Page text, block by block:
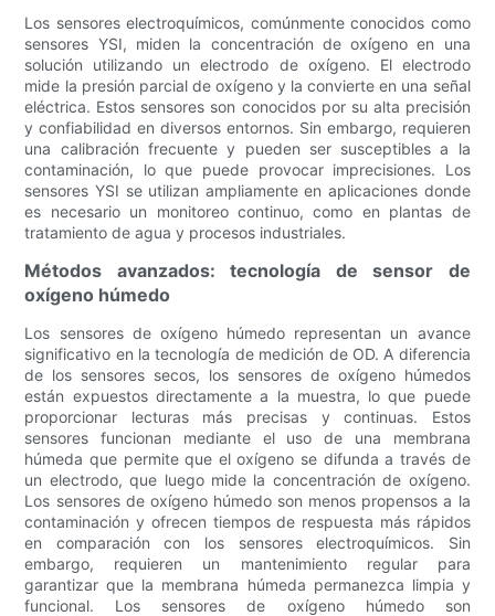
Los sensores electroquímicos, comúnmente conocidos como
sensores YSI, miden la concentración de oxígeno en una
solución utilizando un electrodo de oxígeno. El electrodo
mide la presión parcial de oxígeno y la convierte en una señal
eléctrica. Estos sensores son conocidos por su alta precisión
y confiabilidad en diversos entornos. Sin embargo, requieren
una calibración frecuente y pueden ser susceptibles a la
contaminación, lo que puede provocar imprecisiones. Los
sensores YSI se utilizan ampliamente en aplicaciones donde
es necesario un monitoreo continuo, como en plantas de
tratamiento de agua y procesos industriales.
Métodos avanzados: tecnología de sensor de
oxígeno húmedo
Los sensores de oxígeno húmedo representan un avance
significativo en la tecnología de medición de OD. A diferencia
de los sensores secos, los sensores de oxígeno húmedos
están expuestos directamente a la muestra, lo que puede
proporcionar lecturas más precisas y continuas. Estos
sensores funcionan mediante el uso de una membrana
húmeda que permite que el oxígeno se difunda a través de
un electrodo, que luego mide la concentración de oxígeno.
Los sensores de oxígeno húmedo son menos propensos a la
contaminación y ofrecen tiempos de respuesta más rápidos
en comparación con los sensores electroquímicos. Sin
embargo, requieren un mantenimiento regular para
garantizar que la membrana húmeda permanezca limpia y
funcional. Los sensores de oxígeno húmedo son